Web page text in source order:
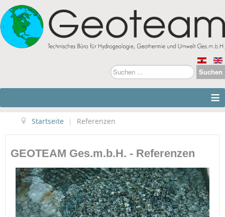
Suchen
...
Suchen
≡
Startseite | Referenzen
GEOTEAM Ges.m.b.H. - Referenzen